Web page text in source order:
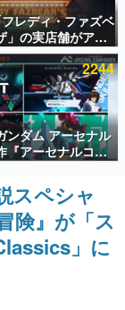
数万以上！ などな
身の“殿堂入り”記
のエピソードをお
は何か？を探ってい
フレディ・ファズベ
」の実店舗がアメ
設「American
年オープン！
との共同開発、食
ステージショーや
ー体験も楽しめる
2244
ンダム アーセナル
『アーセナルコマ
！
スペシャ
険』が「ス
」に